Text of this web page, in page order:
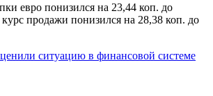
евро понизился на 23,44 коп. до
продажи понизился на 28,38 коп. до
ситуацию в финансовой системе